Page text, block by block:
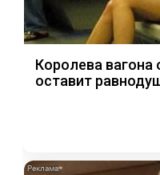
Королева вагона
оставит